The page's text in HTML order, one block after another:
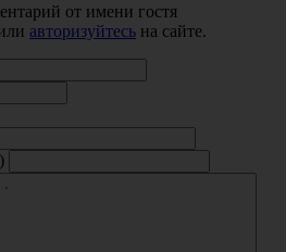
от имени гостя
авторизуйтесь на сайте.